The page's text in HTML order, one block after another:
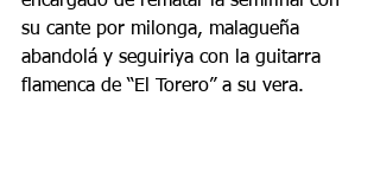
su cante por milonga, malagueña
abandolá y seguiriya con la guitarra
flamenca de “El Torero” a su vera.